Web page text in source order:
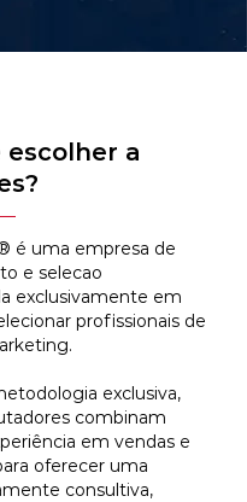
escolher a
é uma empresa de
e selecao
exclusivamente em
profissionais de
exclusiva,
combinam
em vendas e
oferecer uma
consultiva,